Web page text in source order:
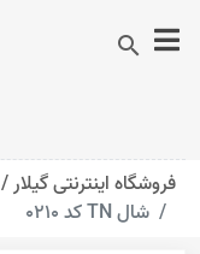
search
فروشگاه اینترنتی گیلار /
شال TN کد 0210